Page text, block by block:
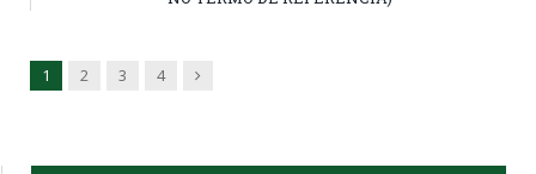
1 2 3 4 Next